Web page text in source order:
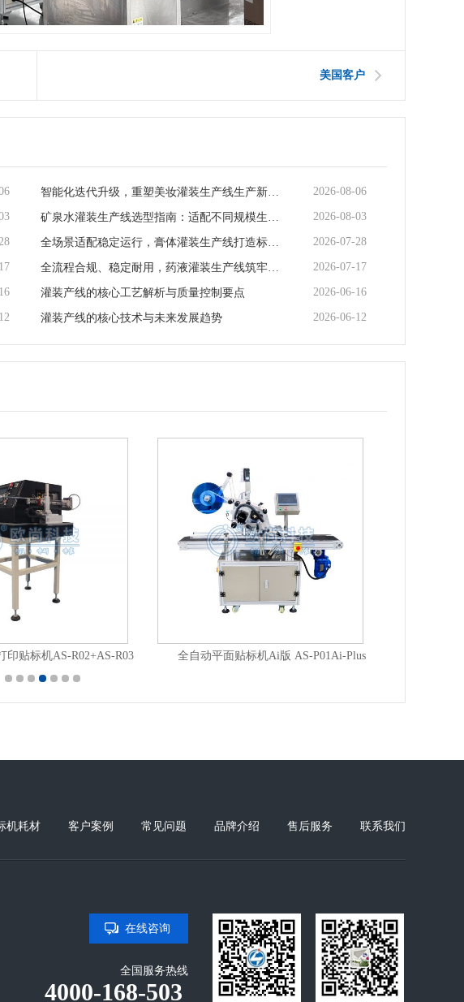
美国客户
2026-08-06
2026-08-03
2026-07-28
2026-07-17
灌装产线的核心工艺解析与质量控制要点 2026-06-16
灌装产线的核心技术与未来发展趋势 2026-06-12
高速全自动圆瓶立转卧贴标机+打码机 AS-LC05A 全自动圆瓶贴标机 AS-C01S-A
机耗材 客户案例 常见问题 品牌介绍 售后服务 联系我们
在线咨询
全国服务热线
4000-168-503